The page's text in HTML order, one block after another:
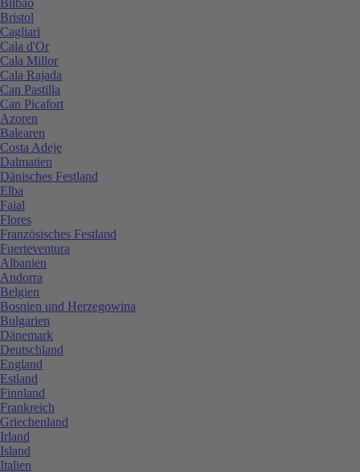
Bristol
Cagliari
Cala d'Or
Cala Millor
Cala Rajada
Can Pastilla
Can Picafort
Azoren
Balearen
Costa Adeje
Dalmatien
Dänisches Festland
Elba
Faial
Flores
Französisches Festland
Fuerteventura
Albanien
Andorra
Belgien
Bosnien und Herzegowina
Bulgarien
Dänemark
Deutschland
England
Estland
Finnland
Frankreich
Griechenland
Irland
Island
Italien